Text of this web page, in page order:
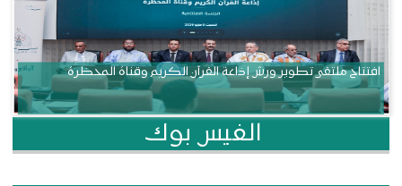
افتتاح ملتقى تطوير ورش إذاعة القرآن الكريم وقناة المحظرة
الفيس بوك